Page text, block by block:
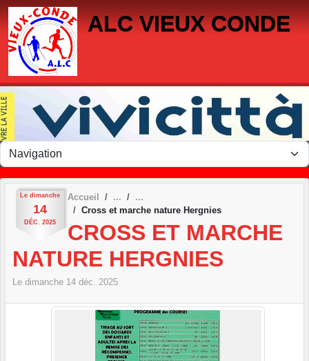
ALC VIEUX CONDE
Le dimanche
14
DÉC. 2025
Accueil
Cross et marche nature Hergnies
CROSS ET MARCHE
NATURE HERGNIES
Le dimanche 14 déc. 2025
Panneau de gestion des cookies